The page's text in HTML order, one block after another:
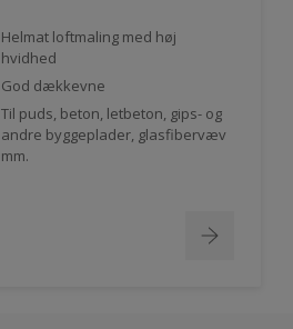
Helmat loftmaling med høj
hvidhed
God dækkevne
Til puds, beton, letbeton, gips- og
andre byggeplader, glasfibervæv
mm.